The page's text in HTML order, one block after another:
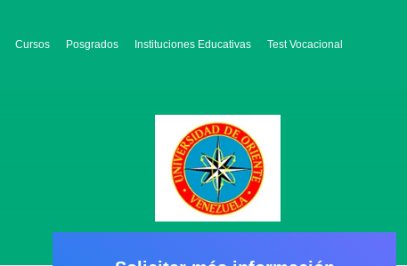
Cursos Posgrados Instituciones Educativas Test Vocacional